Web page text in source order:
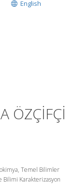
English
ÖZÇİFÇİ
Temel Bilimler
Bilimi Karakterizasyon